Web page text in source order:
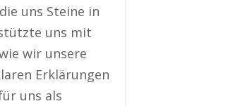
uns Steine in
uns mit
wir unsere
Erklärungen
uns als